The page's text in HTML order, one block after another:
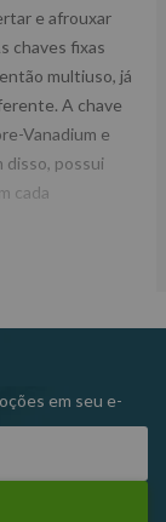
e afrouxar
chaves fixas
multiuso, já
A chave
Vanadium e
disso, possui
cada
em seu e-